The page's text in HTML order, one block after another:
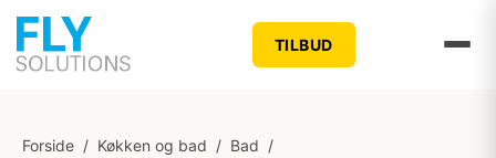
TILBUD
Forside / Køkken og bad / Bad /